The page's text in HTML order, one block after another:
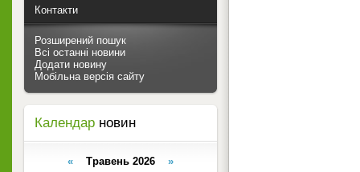
Контакти
Розширений пошук
Всі останні новини
Додати новину
Мобільна версія сайту
Календар новин
« Травень 2026 »